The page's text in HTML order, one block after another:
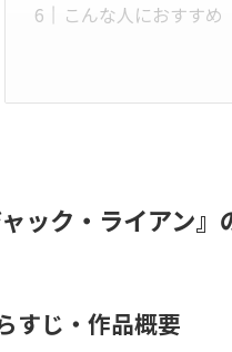
こんな人におすすめ
ャック・ライアン
すじ・作品概要